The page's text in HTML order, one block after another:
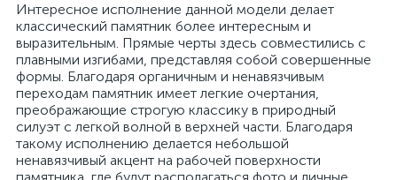
Интересное исполнение данной модели делает
классический памятник более интересным и
выразительным. Прямые черты здесь совместились с
плавными изгибами, представляя собой совершенные
формы. Благодаря органичным и ненавязчивым
переходам памятник имеет легкие очертания,
преображающие строгую классику в природный
силуэт с легкой волной в верхней части. Благодаря
такому исполнению делается небольшой
ненавязчивый акцент на рабочей поверхности